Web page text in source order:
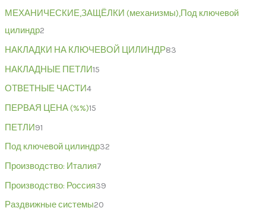
МЕХАНИЧЕСКИЕ,ЗАЩЁЛКИ (механизмы),Под ключевой
цилиндр2
НАКЛАДКИ НА КЛЮЧЕВОЙ ЦИЛИНДР83
НАКЛАДНЫЕ ПЕТЛИ15
ОТВЕТНЫЕ ЧАСТИ4
ПЕРВАЯ ЦЕНА (%%)15
ПЕТЛИ91
Под ключевой цилиндр32
Производство: Италия7
Производство: Россия39
Раздвижные системы20